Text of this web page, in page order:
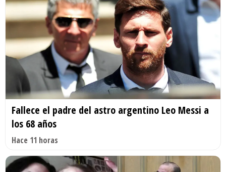
Fallece el padre del astro argentino Leo Messi a
los 68 años
Hace 11 horas